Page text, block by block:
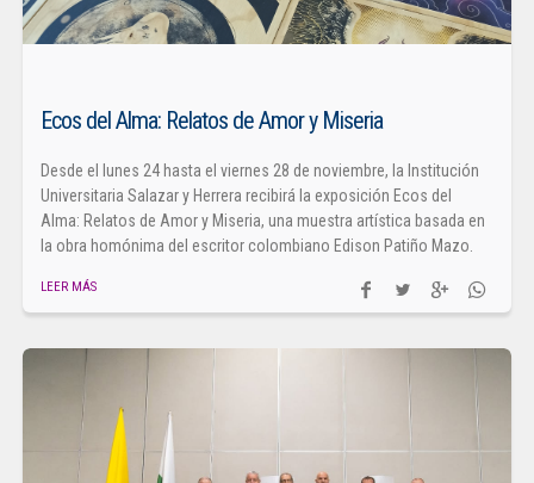
Ecos del Alma: Relatos de Amor y Miseria
Desde el lunes 24 hasta el viernes 28 de noviembre, la Institución
Universitaria Salazar y Herrera recibirá la exposición Ecos del
Alma: Relatos de Amor y Miseria, una muestra artística basada en
la obra homónima del escritor colombiano Edison Patiño Mazo.
LEER MÁS